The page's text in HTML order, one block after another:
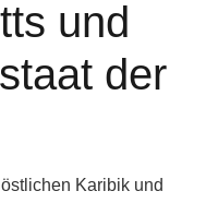
und
der
Karibik und